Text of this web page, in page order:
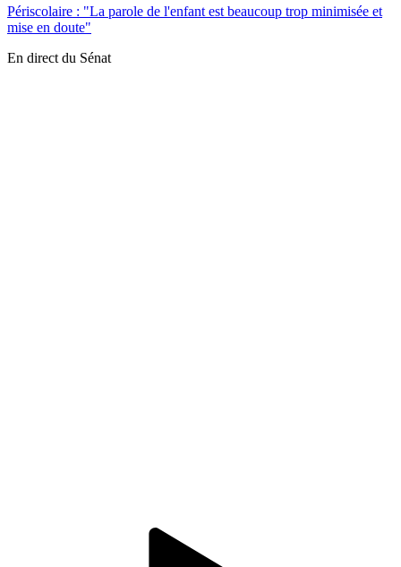
Périscolaire : "La parole de l'enfant est beaucoup trop minimisée et
mise en doute"
En direct du Sénat